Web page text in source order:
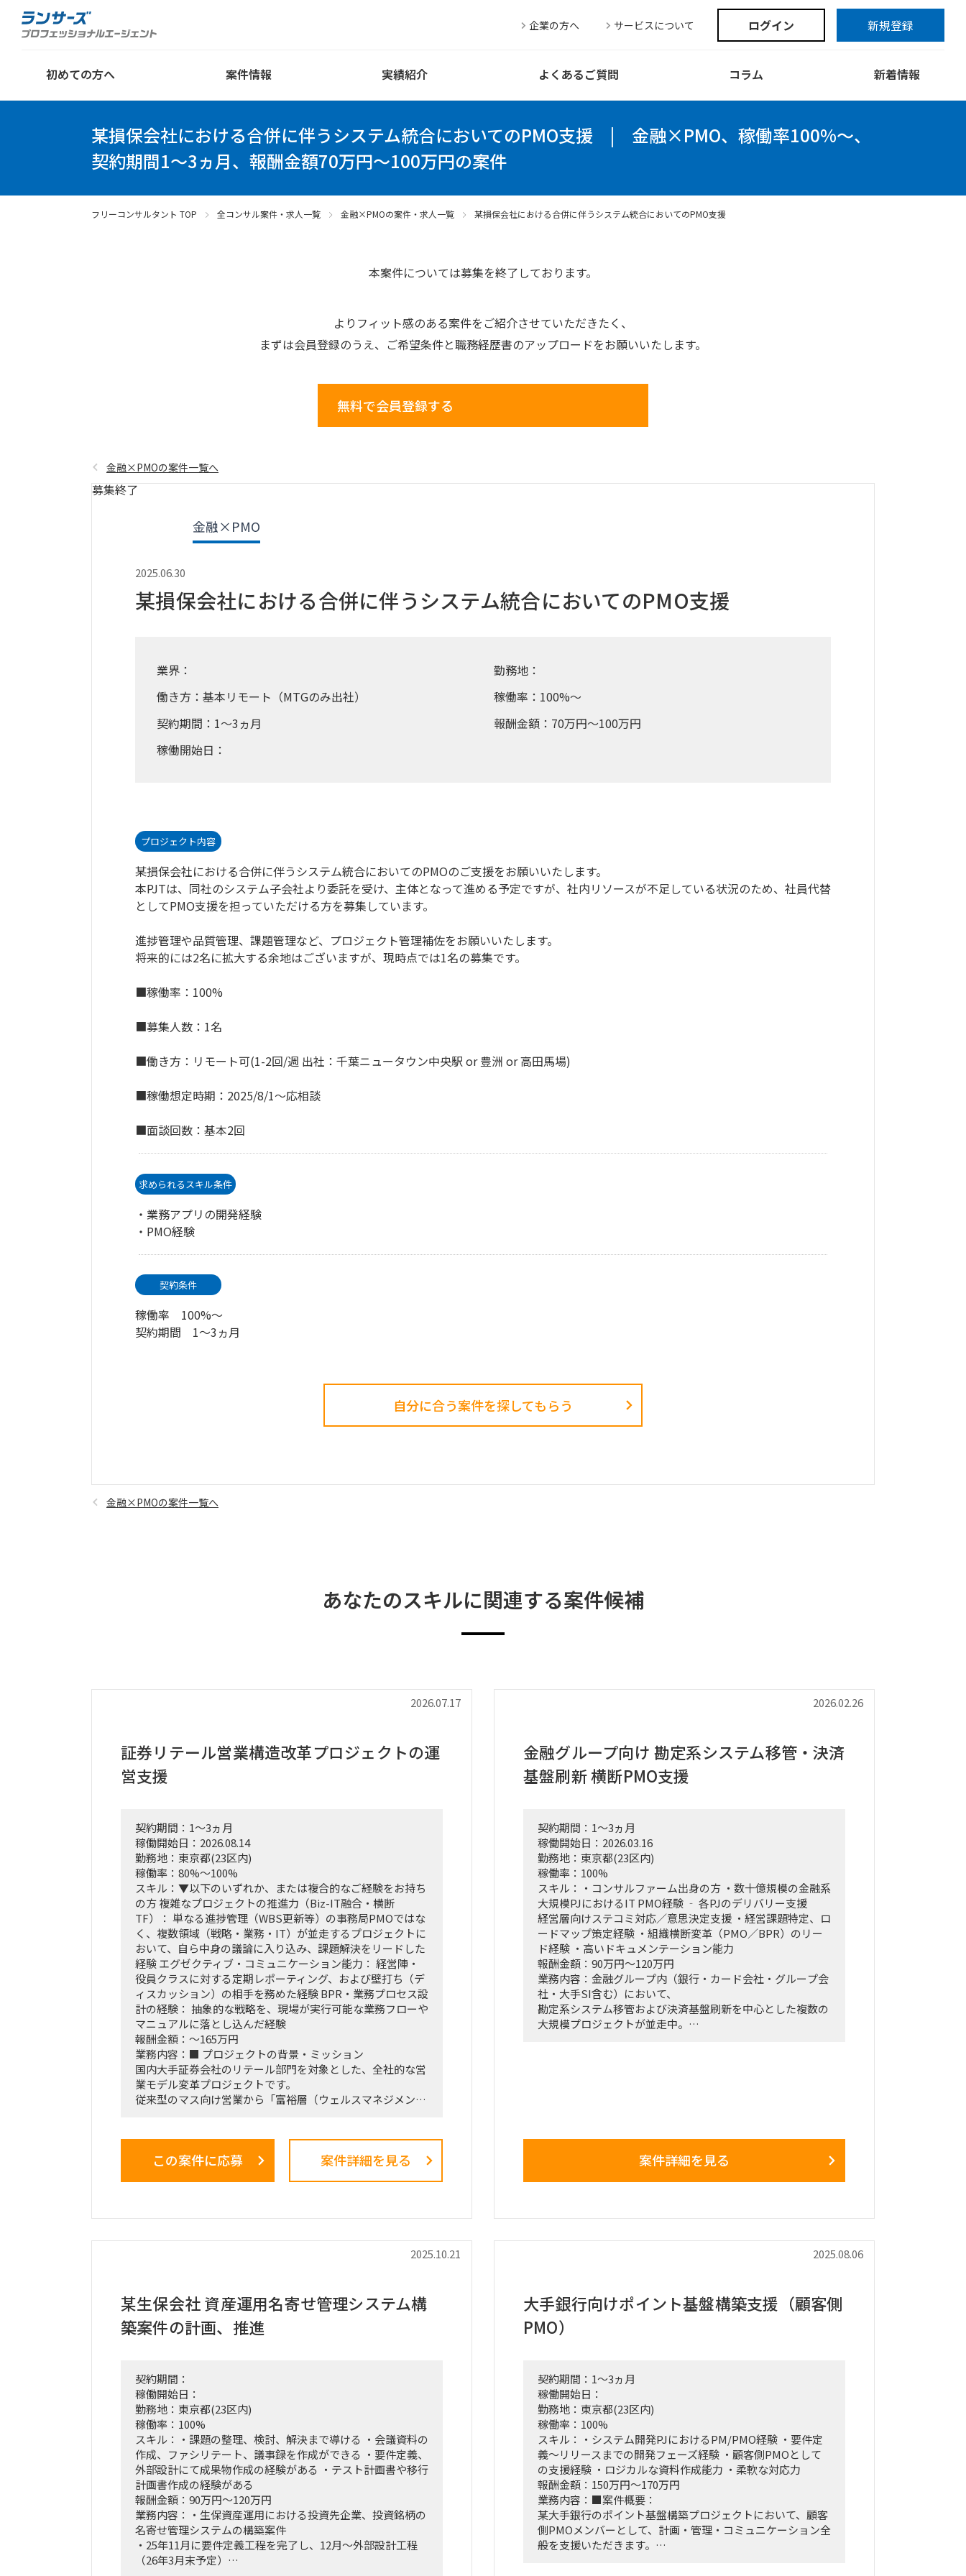
初めての方へ 案件情報 実績紹介 よくあるご質問 コラム 新着情報
企業の方へ サービスについて ログイン 新規登録
某損保会社における合併に伴うシステム統合においてのPMO支援 | 金融×PMO、稼働率100%～、
契約期間1～3ヵ月、報酬金額70万円～100万円の案件
フリーコンサルタント TOP 全コンサル案件・求人一覧 金融×PMOの案件・求人一覧 某損保会社における合併に伴うシステム統合においてのPMO支援
本案件については募集を終了しております。
よりフィット感のある案件を ご紹介させていただきたく、
まずは会員登録のうえ、 ご希望条件と職務経歴書のアップロードをお願いいたします。
無料で会員登録する
金融×PMOの案件一覧へ
募集終了
金融×PMO
2025.06.30
某損保会社における合併に伴うシステム統合においてのPMO支援
業界：
働き方：基本リモート（MTGのみ出社）
契約期間：1～3ヵ月
稼働開始日：
勤務地：
稼働率：100%～
報酬金額：70万円～100万円
プロジェクト内容
某損保会社における合併に伴うシステム統合においてのPMOのご支援をお願いいたします。
本PJTは、同社のシステム子会社より委託を受け、主体となって進める予定ですが、社内リソースが不足している状況のため、社員代替
としてPMO支援を担っていただける方を募集しています。
進捗管理や品質管理、課題管理など、プロジェクト管理補佐をお願いいたします。
将来的には2名に拡大する余地はございますが、現時点では1名の募集です。
■稼働率：100%
■募集人数：1名
■働き方：リモート可(1-2回/週 出社：千葉ニュータウン中央駅 or 豊洲 or 高田馬場)
■稼働想定時期：2025/8/1～応相談
■面談回数：基本2回
求められるスキル条件
・業務アプリの開発経験
・PMO経験
契約条件
稼働率 100%～
契約期間 1～3ヵ月
自分に合う案件を探してもらう​
金融×PMOの案件一覧へ
あなたのスキルに関連する案件候補
2026.07.17
証券リテール営業構造改革プロジェクトの運
営支援
契約期間：1～3ヵ月
稼働開始日：2026.08.14
勤務地：東京都(23区内)
稼働率：80%～100%
スキル：▼以下のいずれか、または複合的なご経験をお持ち
の方 複雑なプロジェクトの推進力（Biz-IT融合・横断
TF）： 単なる進捗管理（WBS更新等）の事務局PMOではな
く、複数領域（戦略・業務・IT）が並走するプロジェクトに
おいて、自ら中身の議論に入り込み、課題解決をリードした
経験 エグゼクティブ・コミュニケーション能力： 経営陣・
役員クラスに対する定期レポーティング、および壁打ち（デ
ィスカッション）の相手を務めた経験 BPR・業務プロセス設
計の経験： 抽象的な戦略を、現場が実行可能な業務フローや
マニュアルに落とし込んだ経験
報酬金額：～165万円
業務内容：■ プロジェクトの背景・ミッション
国内大手証券会社のリテール部門を対象とした、全社的な営
業モデル変革プロジェクトです。
従来型のマス向け営業から「富裕層（ウェルスマネジメン
る最重要エンゲージメントとなっています。
戦略ファームが描いた絵に留まらず、組織再編、営業プロセ
「横断タスクフォース（TF）の実質的な推進リードおよび
IT（AI）の両面から中身の議論に入り込み、プロジェクトを
実質的にドライブさせるプレイングマネージャーとしての役
割を期待しています。
富裕層向けセグメント戦略、KPI設計、新営業モデル設計な
どの「上流企画」と、現場への落とし込み・タスクフォース
の推進を同時進行（アジャイル的）で回していただきます。
経営・役員クラスに対する定期的なレポーティングおよび直
接のディスカッション（壁打ち）への参画。
「バディAI」「AIロープレ」「ダッシュボード」等の最先端
ツールの要件定義から、それを現場の営業員にどう使わせる
か（行動変容設計）までの定着化支援。
支店長やトップ営業経験を持つクライアント（証券会社側）
のコアメンバーとタッグを組み、現場のリアルな知見を取り
込みながら実効性の高い設計を行います。
この案件に応募 案件詳細を見る
2026.02.26
金融グループ向け 勘定系システム移管・決済
基盤刷新 横断PMO支援
契約期間：1～3ヵ月
稼働開始日：2026.03.16
勤務地：東京都(23区内)
稼働率：100%
スキル：・コンサルファーム出身の方 ・数十億規模の金融系
大規模PJにおけるIT PMO経験 ‐ 各PJのデリバリー支援
経営層向けステコミ対応／意思決定支援 ・経営課題特定、ロ
ードマップ策定経験 ・組織横断変革（PMO／BPR）のリー
ド経験 ・高いドキュメンテーション能力
報酬金額：90万円～120万円
業務内容：金融グループ内（銀行・カード会社・グループ会
社・大手SI含む）において、
勘定系システム移管および決済基盤刷新を中心とした複数の
大規模プロジェクトが並走中。
瞰・論点整理・意思決定支援を担い、
経営層が迅速かつ適切な判断を行える体制構築をリードいた
・全体可視化／ハブ機能の確立
‐ 意思決定オプション提示（メリット／デメリット整理）
・経営層へのレポーティングおよび意思決定支援
・ステークホルダー・マネジメント（対内外調整）
・横断PMO体制の設計・高度化
■期間：2026年3月1日～2026年8月31日
※ASAP前倒しの可能性あり
※継続の可能性あり
■出社の仕方について：
ハイブリッド（週2～3日出社想定／東京）
■稼働率：100％
案件詳細を見る
2025.10.21
某生保会社 資産運用名寄せ管理システム構
築案件の計画、推進
契約期間：
稼働開始日：
勤務地：東京都(23区内)
稼働率：100%
スキル：・課題の整理、検討、解決まで導ける ・会議資料の
作成、ファシリテート、議事録を作成ができる ・要件定義、
外部設計にて成果物作成の経験がある ・テスト計画書や移行
計画書作成の経験がある
報酬金額：90万円～120万円
業務内容：・生保資産運用における投資先企業、投資銘柄の
名寄せ管理システムの構築案件
・25年11月に要件定義工程を完了し、12月～外部設計工程
（26年3月末予定）
2025.08.06
大手銀行向けポイント基盤構築支援（顧客側
PMO）
契約期間：1～3ヵ月
稼働開始日：
勤務地：東京都(23区内)
稼働率：100%
スキル：・システム開発PJにおけるPM/PMO経験 ・要件定
義〜リリースまでの開発フェーズ経験 ・顧客側PMOとして
の支援経験 ・ロジカルな資料作成能力 ・柔軟な対応力
報酬金額：150万円～170万円
業務内容：■案件概要：
某大手銀行のポイント基盤構築プロジェクトにおいて、顧客
側PMOメンバーとして、計画・管理・コミュニケーション全
般を支援いただきます。